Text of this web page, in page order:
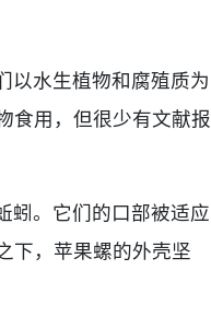
以水生植物和腐殖质为
食用，但很少有文献报
蚓。它们的口部被适应
下，苹果螺的外壳坚